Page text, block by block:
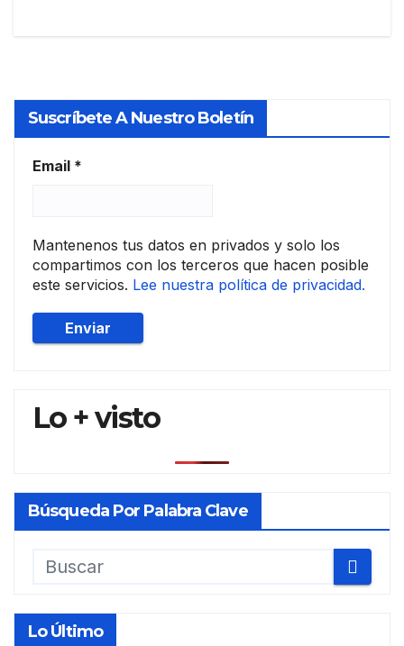
Suscríbete A Nuestro Boletín
Email *
Mantenenos tus datos en privados y solo los
compartimos con los terceros que hacen posible
este servicios. Lee nuestra política de privacidad.
Lo + visto
Búsqueda Por Palabra Clave
Lo Último